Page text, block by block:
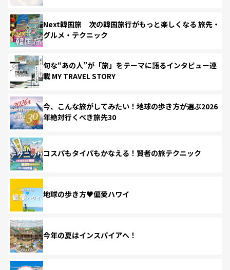
Next韓国旅 次の韓国旅行がもっと楽しくなる 旅先・
グルメ・テクニック
旬な“あの人”が「旅」をテーマに語るインタビュー連
載 MY TRAVEL STORY
今、こんな旅がしてみたい！地球の歩き方が選ぶ2026
年絶対行くべき旅先30
コスパもタイパもかなえる！賢者の旅テクニック
地球の歩き方♥偏愛ハワイ
今年の夏はインスパイアへ！